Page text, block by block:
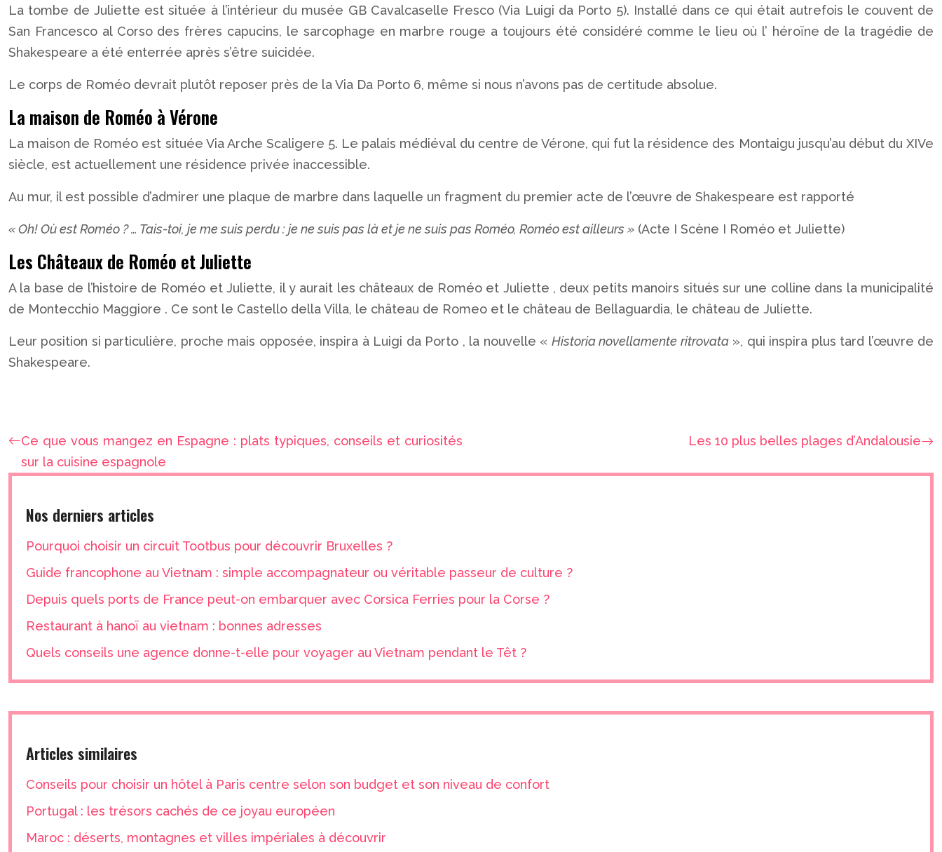
La tombe de Juliette est située à l’intérieur du musée GB Cavalcaselle Fresco (Via Luigi da Porto 5). Installé dans ce qui était autrefois le couvent de
San Francesco al Corso des frères capucins, le sarcophage en marbre rouge a toujours été considéré comme le lieu où l’ héroïne de la tragédie de
Shakespeare a été enterrée après s’être suicidée.
Le corps de Roméo devrait plutôt reposer près de la Via Da Porto 6, même si nous n’avons pas de certitude absolue.
La maison de Roméo à Vérone
La maison de Roméo est située Via Arche Scaligere 5. Le palais médiéval du centre de Vérone, qui fut la résidence des Montaigu jusqu’au début du XIVe
siècle, est actuellement une résidence privée inaccessible.
Au mur, il est possible d’admirer une plaque de marbre dans laquelle un fragment du premier acte de l’œuvre de Shakespeare est rapporté
« Oh! Où est Roméo ? … Tais-toi, je me suis perdu : je ne suis pas là et je ne suis pas Roméo, Roméo est ailleurs » (Acte I Scène I Roméo et Juliette)
Les Châteaux de Roméo et Juliette
A la base de l’histoire de Roméo et Juliette, il y aurait les châteaux de Roméo et Juliette , deux petits manoirs situés sur une colline dans la municipalité
de Montecchio Maggiore . Ce sont le Castello della Villa, le château de Romeo et le château de Bellaguardia, le château de Juliette.
Leur position si particulière, proche mais opposée, inspira à Luigi da Porto , la nouvelle « Historia novellamente ritrovata», qui inspira plus tard l’œuvre de
Shakespeare.
Ce que vous mangez en Espagne : plats typiques, conseils et curiosités
sur la cuisine espagnole
Les 10 plus belles plages d’Andalousie
Nos derniers articles
Pourquoi choisir un circuit Tootbus pour découvrir Bruxelles ?
Guide francophone au Vietnam : simple accompagnateur ou véritable passeur de culture ?
Depuis quels ports de France peut-on embarquer avec Corsica Ferries pour la Corse ?
Restaurant à hanoï au vietnam : bonnes adresses
Quels conseils une agence donne-t-elle pour voyager au Vietnam pendant le Têt ?
Articles similaires
Conseils pour choisir un hôtel à Paris centre selon son budget et son niveau de confort
Portugal : les trésors cachés de ce joyau européen
Maroc : déserts, montagnes et villes impériales à découvrir